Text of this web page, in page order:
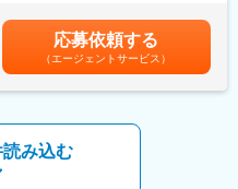
ますが、依然としてMFP事業は
持つメンバーで構成されてお
に協力し合える仲間が集まった
車貸与・駐車場は自宅近くに法
た場合の対応がメインです。飛
。
で数字を追いかけています。個
のフォローが手厚い職場です。
越し費用を会社負担いたしま
（家族帯同）、仲介手数料家賃1
、社宅適用となった場合は、適
も目安の金額であり、選考を通
応募依頼する
（エージェントサービス）
み込む